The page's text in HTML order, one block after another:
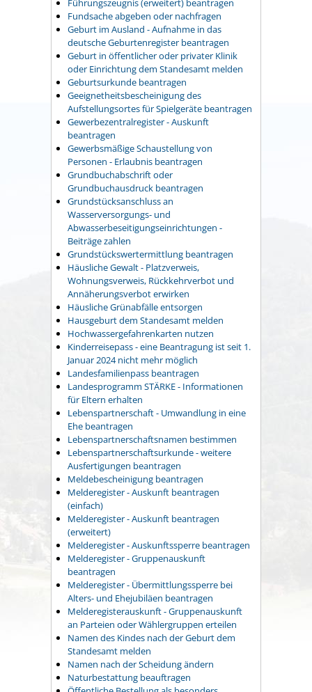
Führungszeugnis (erweitert) beantragen
Fundsache abgeben oder nachfragen
Geburt im Ausland - Aufnahme in das
deutsche Geburtenregister beantragen
Geburt in öffentlicher oder privater Klinik
oder Einrichtung dem Standesamt melden
Geburtsurkunde beantragen
Geeignetheitsbescheinigung des
Aufstellungsortes für Spielgeräte beantragen
Gewerbezentralregister - Auskunft
beantragen
Gewerbsmäßige Schaustellung von
Personen - Erlaubnis beantragen
Grundbuchabschrift oder
Grundbuchausdruck beantragen
Grundstücksanschluss an
Wasserversorgungs- und
Abwasserbeseitigungseinrichtungen -
Beiträge zahlen
Grundstückswertermittlung beantragen
Häusliche Gewalt - Platzverweis,
Wohnungsverweis, Rückkehrverbot und
Annäherungsverbot erwirken
Häusliche Grünabfälle entsorgen
Hausgeburt dem Standesamt melden
Hochwassergefahrenkarten nutzen
Kinderreisepass - eine Beantragung ist seit 1.
Januar 2024 nicht mehr möglich
Landesfamilienpass beantragen
Landesprogramm STÄRKE - Informationen
für Eltern erhalten
Lebenspartnerschaft - Umwandlung in eine
Ehe beantragen
Lebenspartnerschaftsnamen bestimmen
Lebenspartnerschaftsurkunde - weitere
Ausfertigungen beantragen
Meldebescheinigung beantragen
Melderegister - Auskunft beantragen
(einfach)
Melderegister - Auskunft beantragen
(erweitert)
Melderegister - Auskunftssperre beantragen
Melderegister - Gruppenauskunft
beantragen
Melderegister - Übermittlungssperre bei
Alters- und Ehejubiläen beantragen
Melderegisterauskunft - Gruppenauskunft
an Parteien oder Wählergruppen erteilen
Namen des Kindes nach der Geburt dem
Standesamt melden
Namen nach der Scheidung ändern
Naturbestattung beauftragen